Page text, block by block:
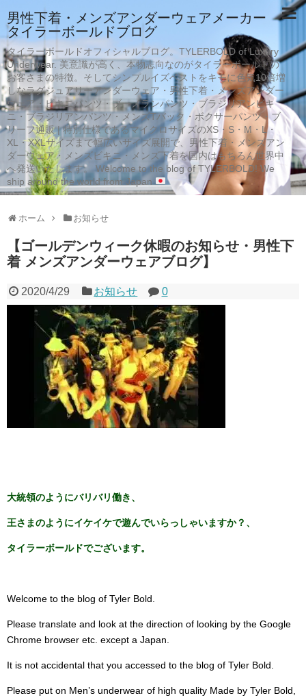
男性下着・メンズアンダーウェアメーカー
タイラーボールドブログ
タイラーボールドオフィシャルブログ。TYLERBOLD of Luxury
Underwear. 美意識が高く、本物志向なのがタイラーボールドの
お客さまの特徴。そしてシンプルイズベストをキモに色気10倍増
しなラグジュアリーアンダーウェア・男性下着・メンズアンダー
ウェア・ビキニパンツ・ブーメランパンツ・ブラジリアンビキ
ニ・ブラジリアンパンツ・メンズTバック・ボクサーパンツ・ブ
リーフ通販 | 特別仕様であるマイクロサイズのXS・S・M・L・
XL・XXLサイズまで幅広いサイズ展開で、男性下着・メンズアン
ダーウェア・メンズビキニ・メンズ下着を国内はもちろん世界中
へ発送いたします。 Welcome to the blog of TYLERBOLD! We
ship around the world from Japan
ホーム お知らせ
【ゴールデンウィーク休暇のお知らせ・男性下
着 メンズアンダーウェアブログ】
2020/4/29 お知らせ 0
大統領のようにバリバリ働き、
王さまのようにイケイケで遊んでいらっしゃいますか？、
タイラーボールドでございます。
Welcome to the blog of Tyler Bold.
Please translate and look at the direction of looking by the Google
Chrome browser etc. except a Japan.
It is not accidental that you accessed to the blog of Tyler Bold.
Please put on Men’s underwear of high quality Made by Tyler Bold,